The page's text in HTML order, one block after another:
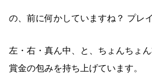
の、前に何かしていますね？ プレ
左・右・真ん中、と、ちょんちょ
賞金の包みを持ち上げています。